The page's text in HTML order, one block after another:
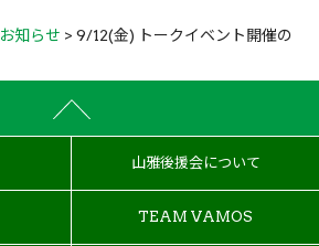
お知らせ > 9/12(金) トークイベント開催の
山雅後援会について
TEAM VAMOS